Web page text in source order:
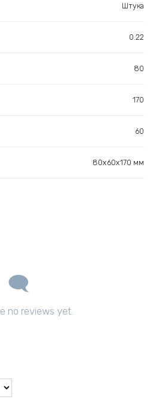
Штука
0.22
80
170
60
80х60х170 мм
no reviews yet.